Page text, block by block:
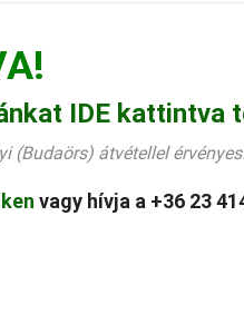
IDE kattintva
(Budaörs) átvétellel
vagy hívja a +36 23